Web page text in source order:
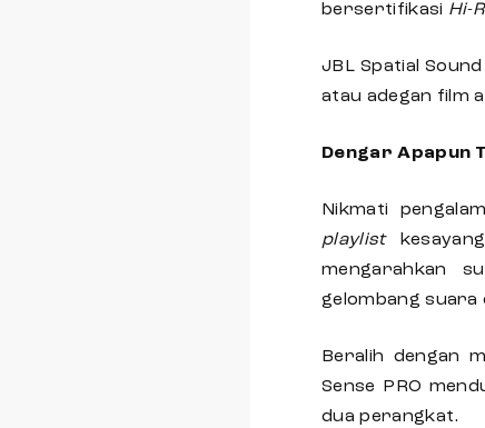
bersertifikasi Hi-
JBL Spatial
atau adegan film
Dengar Apapun
Nikmati
playlist
mengarahkan
gelombang suara
Beralih dengan
Sense PRO
dua perangkat.